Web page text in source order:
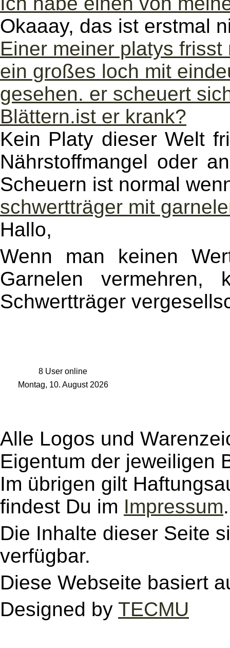
Okaaay, das ist erstmal
Einer meiner platys
ein großes loch mit
gesehen. er scheuert
Blättern.ist er krank?
Kein Platy dieser Welt
Nährstoffmangel oder
Scheuern ist normal
schwertträger mit
Hallo,
Wenn man keinen
Garnelen
Schwertträger
8 User online
Montag, 10. August 2026
Alle Logos und
Eigentum der jeweiligen
Im übrigen gilt
findest Du im Impressum.
Die Inhalte dieser Seite
verfügbar.
Diese Webseite basiert
Designed by TECMU